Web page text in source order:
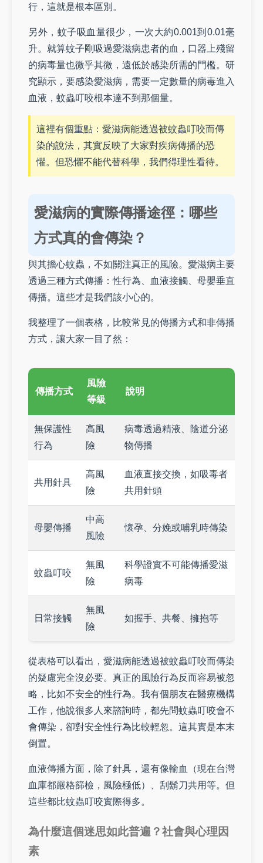
行，這就是根本區別。
另外，蚊子吸血量很少，一次大約0.001到0.01毫
升。就算蚊子剛吸過愛滋病患者的血，口器上殘留
的病毒量也微乎其微，遠低於感染所需的門檻。研
究顯示，要感染愛滋病，需要一定數量的病毒進入
血液，蚊蟲叮咬根本達不到那個量。
這裡有個重點：愛滋病能透過被蚊蟲叮咬而傳
染的說法，其實反映了大家對疾病傳播的恐
懼。但恐懼不能代替科學，我們得理性看待。
愛滋病的實際傳播途徑：哪些
方式真的會傳染？
與其擔心蚊蟲，不如關注真正的風險。愛滋病主要
透過三種方式傳播：性行為、血液接觸、母嬰垂直
傳播。這些才是我們該小心的。
我整理了一個表格，比較常見的傳播方式和非傳播
方式，讓大家一目了然：
傳播方式
風險
等級
說明
無保護性
行為
高風
險
病毒透過精液、陰道分泌
物傳播
共用針具
高風
險
血液直接交換，如吸毒者
共用針頭
母嬰傳播
中高
風險
懷孕、分娩或哺乳時傳染
蚊蟲叮咬
無風
險
科學證實不可能傳播愛滋
病毒
日常接觸
無風
險
如握手、共餐、擁抱等
從表格可以看出，愛滋病能透過被蚊蟲叮咬而傳染
的疑慮完全沒必要。真正的風險行為反而容易被忽
略，比如不安全的性行為。我有個朋友在醫療機構
工作，他說很多人來諮詢時，都先問蚊蟲叮咬會不
會傳染，卻對安全性行為比較輕忽。這其實是本末
倒置。
血液傳播方面，除了針具，還有像輸血（現在台灣
血庫都嚴格篩檢，風險極低）、刮鬍刀共用等。但
這些都比蚊蟲叮咬實際得多。
為什麼這個迷思如此普遍？社會與心理因
素